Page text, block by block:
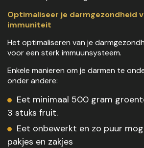
Optimaliseer je darmgezondheid
immuniteit
Het optimaliseren van je
voor een sterk immuunsysteem.
Enkele manieren om je darmen te
onder andere:
Eet minimaal 500 gram
3 stuks fruit.
Eet onbewerkt en zo puur
pakjes en zakjes